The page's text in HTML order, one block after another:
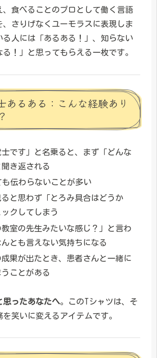
、食べることのプロとして働く言語
、さりげなくユーモラスに表現しま
る人には「あるある！」、知らない
る！」と思ってもらえる一枚です。
あるある：こんな経験あり
士です」と名乗ると、まず「どんな
き返される
も伝わらないことが多い
と思わず「とろみ具合はどうか
クしてしまう
教室の先生みたいな感じ？」と言わ
とも言えない気持ちになる
成果が出たとき、患者さんと一緒に
ことがある
思ったあなたへ。このTシャツは、そ
笑いに変えるアイテムです。